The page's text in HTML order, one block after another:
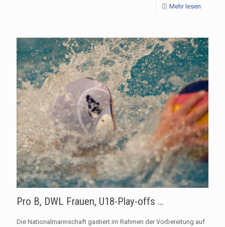
Mehr lesen
Pro B, DWL Frauen, U18-Play-offs …
Die Nationalmannschaft gastiert im Rahmen der Vorbereitung auf